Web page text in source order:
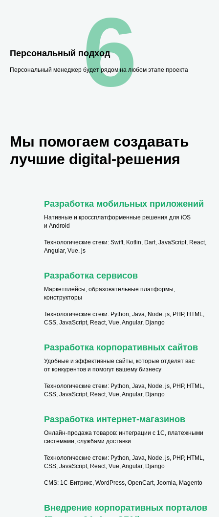
Персональный подход
Персональный менеджер будет рядом на любом этапе проекта
6
Мы помогаем создавать
лучшие digital-решения
Разработка мобильных приложений
Нативные и кроссплатформенные решения для iOS
и Android
Технологические стеки: Swift, Kotlin, Dart, JavaScript, React,
Angular, Vue. js
Разработка сервисов
Маркетплейсы, образовательные платформы,
конструкторы
Технологические стеки: Python, Java, Node. js, PHP, HTML,
CSS, JavaScript, React, Vue, Angular, Django
Разработка корпоративных сайтов
Удобные и эффективные сайты, которые отделят вас
от конкурентов и помогут вашему бизнесу
Технологические стеки: Python, Java, Node. js, PHP, HTML,
CSS, JavaScript, React, Vue, Angular, Django
Разработка интернет-магазинов
Онлайн-продажа товаров: интеграции с 1С, платежными
системами, службами доставки
Технологические стеки: Python, Java, Node. js, PHP, HTML,
CSS, JavaScript, React, Vue, Angular, Django
CMS: 1С-Битрикс, WordPress, OpenCart, Joomla, Magento
Внедрение корпоративных порталов